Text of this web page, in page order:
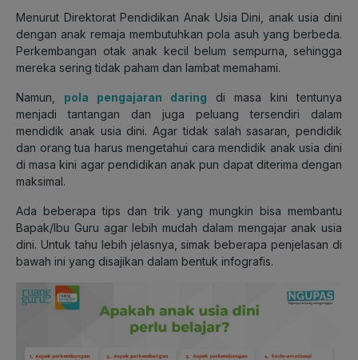
Menurut Direktorat Pendidikan Anak Usia Dini, anak usia dini
dengan anak remaja membutuhkan pola asuh yang berbeda.
Perkembangan otak anak kecil belum sempurna, sehingga
mereka sering tidak paham dan lambat memahami.
Namun, pola pengajaran daring di masa kini tentunya
menjadi tantangan dan juga peluang tersendiri dalam
mendidik anak usia dini. Agar tidak salah sasaran, pendidik
dan orang tua harus mengetahui cara mendidik anak usia dini
di masa kini agar pendidikan anak pun dapat diterima dengan
maksimal.
Ada beberapa tips dan trik yang mungkin bisa membantu
Bapak/Ibu Guru agar lebih mudah dalam mengajar anak usia
dini. Untuk tahu lebih jelasnya, simak beberapa penjelasan di
bawah ini yang disajikan dalam bentuk infografis.